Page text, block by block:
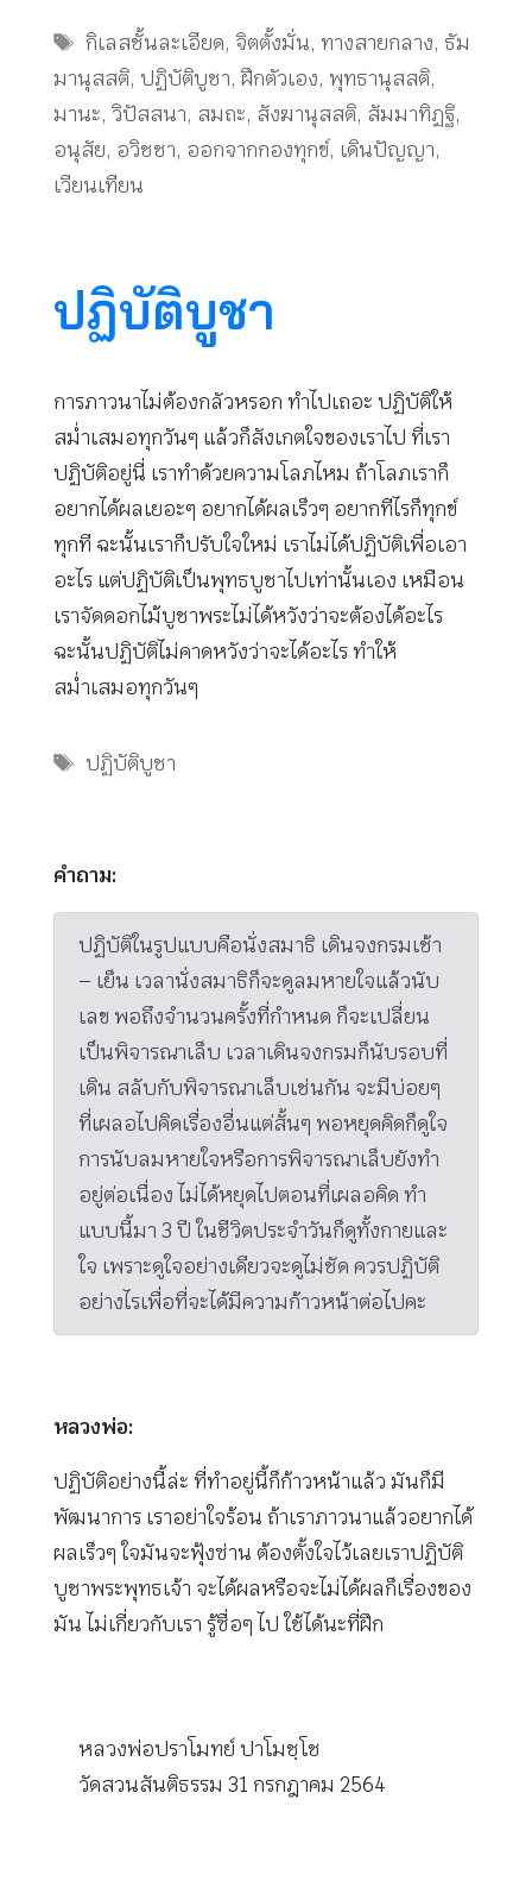
Tags
กิเลสชั้นละเอียด, จิตตั้งมั่น, ทางสายกลาง, ธัม
มานุสสติ, ปฏิบัติบูชา, ฝึกตัวเอง, พุทธานุสสติ,
มานะ, วิปัสสนา, สมถะ, สังฆานุสสติ, สัมมาทิฏฐิ,
อนุสัย, อวิชชา, ออกจากกองทุกข์, เดินปัญญา,
เวียนเทียน
ปฏิบัติบูชา
การภาวนาไม่ต้องกลัวหรอก ทำไปเถอะ ปฏิบัติให้
สม่ำเสมอทุกวันๆ แล้วก็สังเกตใจของเราไป ที่เรา
ปฏิบัติอยู่นี่ เราทำด้วยความโลภไหม ถ้าโลภเราก็
อยากได้ผลเยอะๆ อยากได้ผลเร็วๆ อยากทีไรก็ทุกข์
ทุกที ฉะนั้นเราก็ปรับใจใหม่ เราไม่ได้ปฏิบัติเพื่อเอา
อะไร แต่ปฏิบัติเป็นพุทธบูชาไปเท่านั้นเอง เหมือน
เราจัดดอกไม้บูชาพระไม่ได้หวังว่าจะต้องได้อะไร
ฉะนั้นปฏิบัติไม่คาดหวังว่าจะได้อะไร ทำให้
สม่ำเสมอทุกวันๆ
Tags
ปฏิบัติบูชา
คำถาม:
ปฏิบัติในรูปแบบคือนั่งสมาธิ เดินจงกรมเช้า
– เย็น เวลานั่งสมาธิก็จะดูลมหายใจแล้วนับ
เลข พอถึงจำนวนครั้งที่กำหนด ก็จะเปลี่ยน
เป็นพิจารณาเล็บ เวลาเดินจงกรมก็นับรอบที่
เดิน สลับกับพิจารณาเล็บเช่นกัน จะมีบ่อยๆ
ที่เผลอไปคิดเรื่องอื่นแต่สั้นๆ พอหยุดคิดก็ดูใจ
การนับลมหายใจหรือการพิจารณาเล็บยังทำ
อยู่ต่อเนื่อง ไม่ได้หยุดไปตอนที่เผลอคิด ทำ
แบบนี้มา 3 ปี ในชีวิตประจำวันก็ดูทั้งกายและ
ใจ เพราะดูใจอย่างเดียวจะดูไม่ชัด ควรปฏิบัติ
อย่างไรเพื่อที่จะได้มีความก้าวหน้าต่อไปคะ
หลวงพ่อ:
ปฏิบัติอย่างนี้ล่ะ ที่ทำอยู่นี้ก็ก้าวหน้าแล้ว มันก็มี
พัฒนาการ เราอย่าใจร้อน ถ้าเราภาวนาแล้วอยากได้
ผลเร็วๆ ใจมันจะฟุ้งซ่าน ต้องตั้งใจไว้เลยเราปฏิบัติ
บูชาพระพุทธเจ้า จะได้ผลหรือจะไม่ได้ผลก็เรื่องของ
มัน ไม่เกี่ยวกับเรา รู้ซื่อๆ ไป ใช้ได้นะที่ฝึก
หลวงพ่อปราโมทย์ ปาโมชฺโช
วัดสวนสันติธรรม 31 กรกฎาคม 2564